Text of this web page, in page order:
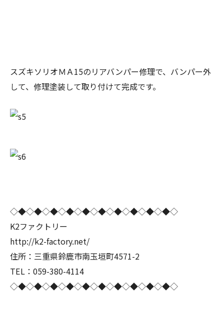
スズキソリオＭＡ15のリアバンパー修理で、バンパー外
して、修理塗装して取り付けて完成です。
◇◆◇◆◇◆◇◆◇◆◇◆◇◆◇◆◇◆◇◆◇
K2ファクトリー
http://k2-factory.net/
住所：三重県鈴鹿市南玉垣町4571-2
TEL：059-380-4114
◇◆◇◆◇◆◇◆◇◆◇◆◇◆◇◆◇◆◇◆◇